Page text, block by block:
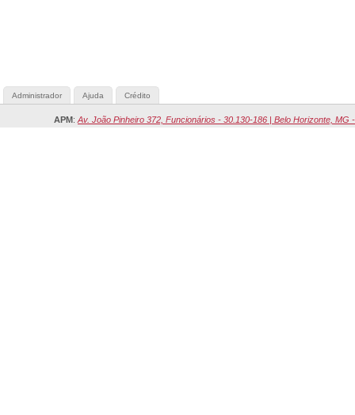
Administrador Ajuda Crédito
APM: Av. João Pinheiro 372, Funcionários - 30.130-186 | Belo Horizonte, MG